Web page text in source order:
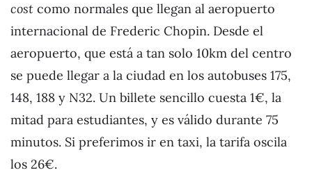
cost como normales que llegan al aeropuerto
internacional de Frederic Chopin. Desde el
aeropuerto, que está a tan solo 10km del centro
se puede llegar a la ciudad en los autobuses 175,
148, 188 y N32. Un billete sencillo cuesta 1€, la
mitad para estudiantes, y es válido durante 75
minutos. Si preferimos ir en taxi, la tarifa oscila
los 26€.